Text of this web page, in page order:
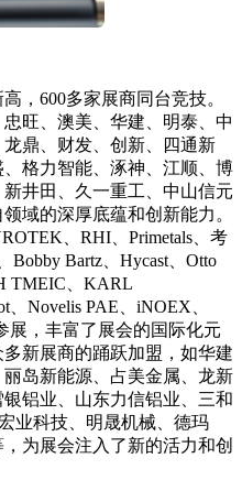
600多家展商同台竞技。
旺、澳美、华建、明泰、中
鼎、财发、创新、四通新
格力智能、涿神、江顺、博
井田、久一重工、中山信元
域的深厚底蕴和创新能力。
、RHI、Primetals、考
Bartz、Hycast、Otto
TMEIC、KARL
、Novelis PAE、iNOEX、
展，丰富了展会的国际化元
新展商的踊跃加盟，如华建
岛新能源、占美金属、龙新
铝业、山东力信铝业、三和
业科技、明晟机械、德玛
为展会注入了新的活力和创